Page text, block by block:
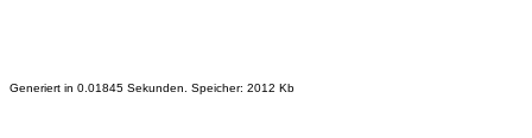
Generiert in 0.01845 Sekunden. Speicher: 2012 Kb